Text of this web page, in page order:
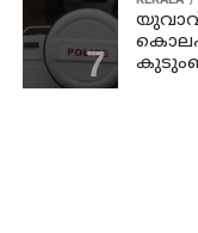
യുവാവ്